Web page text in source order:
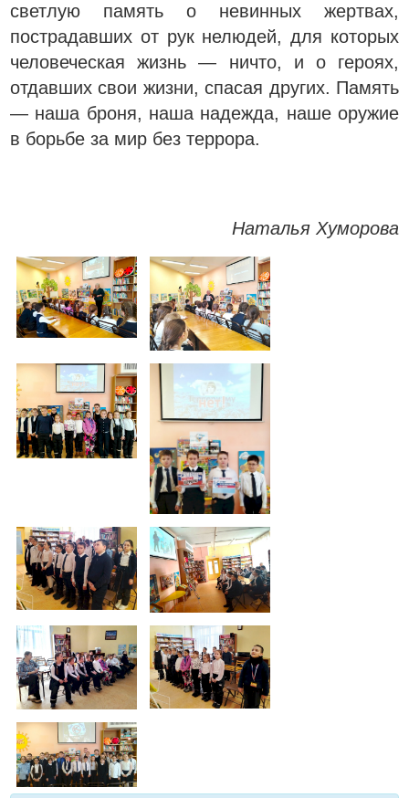
светлую память о невинных жертвах,
пострадавших от рук нелюдей, для которых
человеческая жизнь — ничто, и о героях,
отдавших свои жизни, спасая других. Память
— наша броня, наша надежда, наше оружие
в борьбе за мир без террора.
Наталья Хуморова